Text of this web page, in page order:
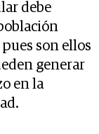
debe
son ellos
generar
en la